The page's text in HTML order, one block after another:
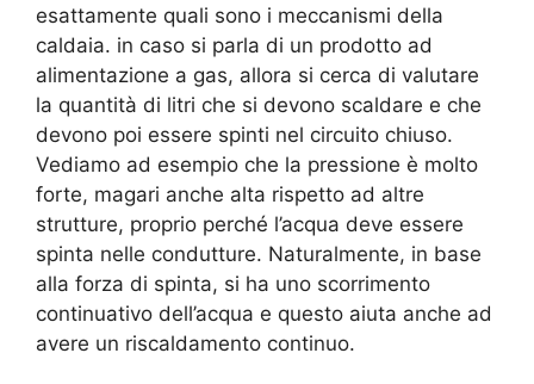
esattamente quali sono i meccanismi della
caldaia. in caso si parla di un prodotto ad
alimentazione a gas, allora si cerca di valutare
la quantità di litri che si devono scaldare e che
devono poi essere spinti nel circuito chiuso.
Vediamo ad esempio che la pressione è molto
forte, magari anche alta rispetto ad altre
strutture, proprio perché l’acqua deve essere
spinta nelle condutture. Naturalmente, in base
alla forza di spinta, si ha uno scorrimento
continuativo dell’acqua e questo aiuta anche ad
avere un riscaldamento continuo.